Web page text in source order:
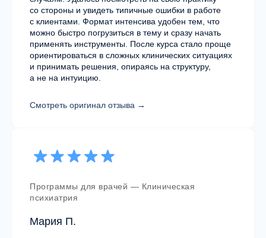
со стороны и увидеть типичные ошибки в работе
с клиентами. Формат интенсива удобен тем, что
можно быстро погрузиться в тему и сразу начать
применять инструменты. После курса стало проще
ориентироваться в сложных клинических ситуациях
и принимать решения, опираясь на структуру,
а не на интуицию.
Смотреть оригинал отзыва →
Программы для врачей — Клиническая
психиатрия
Мария П.
Адрес Mental Health Center
Контактный телефон
+7 (495) 108-04-63
school@mhcenter.ru
Социальные сети
Мессенджеры